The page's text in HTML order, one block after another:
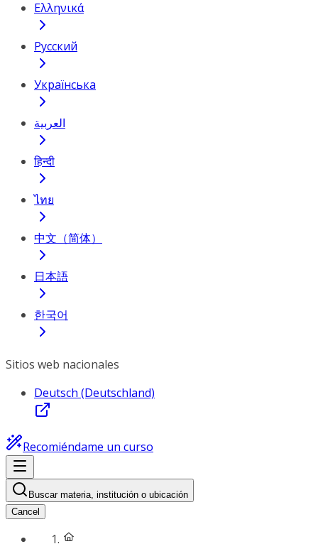
Ελληνικά
Русский
Українська
العربية
हिन्दी
ไทย
中文（简体）
日本語
한국어
Sitios web nacionales
Deutsch (Deutschland)
Recomiéndame un curso
Buscar materia, institución o ubicación
Cancel